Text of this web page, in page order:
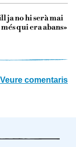
ja no hi serà mai
qui era abans»
Veure comentaris